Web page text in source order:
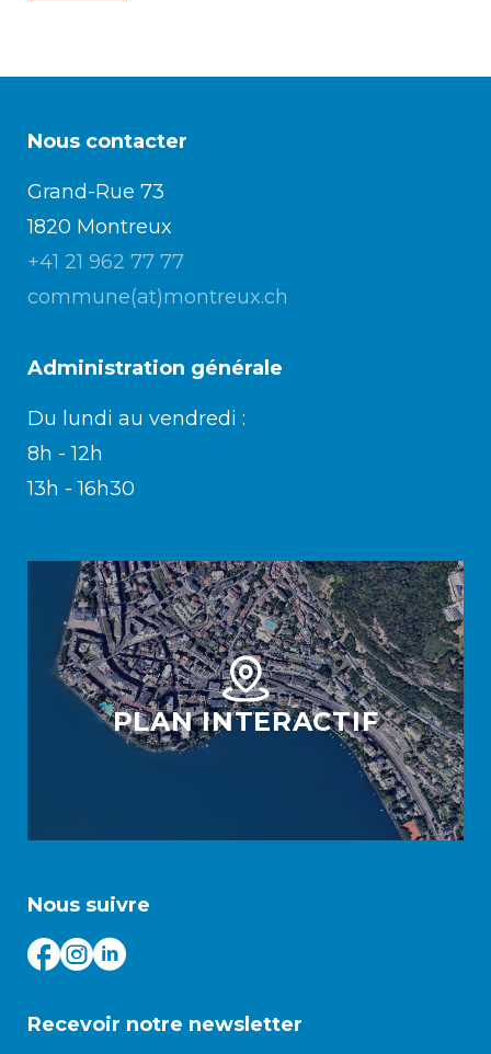
Nous contacter
Grand-Rue 73
1820 Montreux
+41 21 962 77 77
commune(at)montreux.ch
Administration générale
Du lundi au vendredi :
8h - 12h
13h - 16h30
PLAN INTERACTIF
Nous suivre
Recevoir notre newsletter